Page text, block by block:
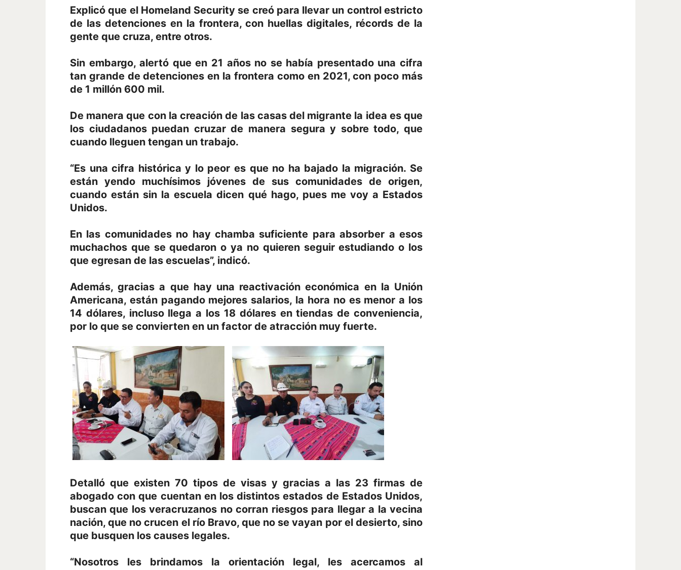
Explicó que el Homeland Security se creó para llevar un control estricto
de las detenciones en la frontera, con huellas digitales, récords de la
gente que cruza, entre otros.
Sin embargo, alertó que en 21 años no se había presentado una cifra
tan grande de detenciones en la frontera como en 2021, con poco más
de 1 millón 600 mil.
De manera que con la creación de las casas del migrante la idea es que
los ciudadanos puedan cruzar de manera segura y sobre todo, que
cuando lleguen tengan un trabajo.
“Es una cifra histórica y lo peor es que no ha bajado la migración. Se
están yendo muchísimos jóvenes de sus comunidades de origen,
cuando están sin la escuela dicen qué hago, pues me voy a Estados
Unidos.
En las comunidades no hay chamba suficiente para absorber a esos
muchachos que se quedaron o ya no quieren seguir estudiando o los
que egresan de las escuelas”, indicó.
Además, gracias a que hay una reactivación económica en la Unión
Americana, están pagando mejores salarios, la hora no es menor a los
14 dólares, incluso llega a los 18 dólares en tiendas de conveniencia,
por lo que se convierten en un factor de atracción muy fuerte.
Detalló que existen 70 tipos de visas y gracias a las 23 firmas de
abogado con que cuentan en los distintos estados de Estados Unidos,
buscan que los veracruzanos no corran riesgos para llegar a la vecina
nación, que no crucen el río Bravo, que no se vayan por el desierto, sino
que busquen los causes legales.
“Nosotros les brindamos la orientación legal, les acercamos al